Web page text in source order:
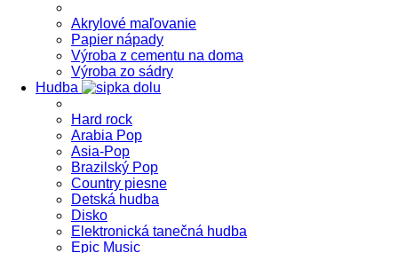
Akrylové maľovanie
Papier nápady
Výroba z cementu na doma
Výroba zo sádry
Hudba
Hard rock
Arabia Pop
Asia-Pop
Brazilský Pop
Country piesne
Detská hudba
Disko
Elektronická tanečná hudba
Epic Music